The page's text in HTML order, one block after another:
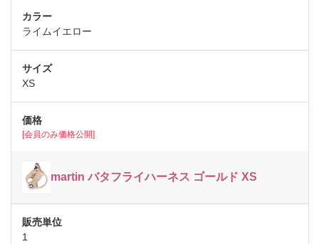
ライムイエロー
XS
[会員のみ価格公開]
martin バタフライハーネス ゴールド XS
1